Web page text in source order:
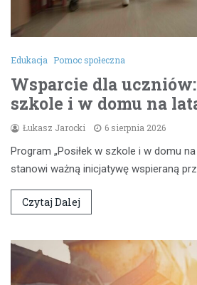
Edukacja Pomoc społeczna
Wsparcie dla
szkole i w domu na
Łukasz Jarocki 6 sierpnia 2026
Program „Posiłek w szkole i w domu
stanowi ważną inicjatywę wspieraną
Czytaj Dalej